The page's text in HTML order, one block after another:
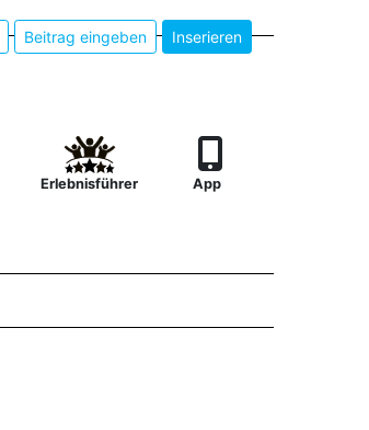
Beitrag eingeben Inserieren
Erlebnisführer App